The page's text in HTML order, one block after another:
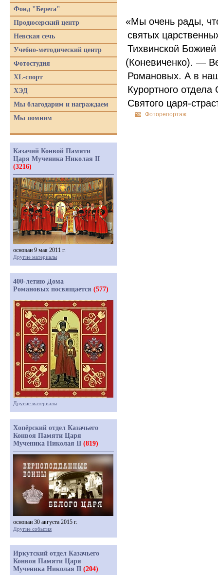
«Мы очень рады,
святых
Тихвинской
(Коневиченко). —
Романовых. А в
Курортного отдела
Святого царя-
Фоторепортаж
Фонд "Берега"
Продюсерский центр
Невская сечь
Учебно-методический центр
Фотостудия
XL-спорт
ХЭД
Мы благодарим и награждаем
Мы помним
Казачий Конвой Памяти
Царя Мученика Николая II
(3216)
основан 9 мая 2011 г.
Другие материалы
400-летию Дома
Романовых посвящается (577)
Другие материалы
Хопёрский отдел Казачьего
Конвоя Памяти Царя
Мученика Николая II (819)
основан 30 августа 2015 г.
Другие события
Иркутский отдел Казачьего
Конвоя Памяти Царя
Мученика Николая II (204)